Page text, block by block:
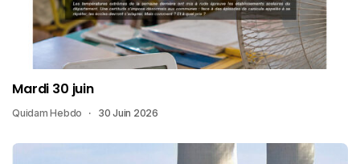
Mardi 30 juin
Quidam Hebdo 30 Juin 2026